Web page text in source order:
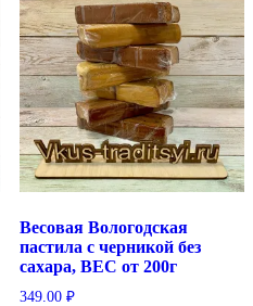
Весовая Вологодская
пастила с черникой без
сахара, ВЕС от 200г
349.00 ₽